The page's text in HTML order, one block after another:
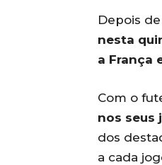
Depois
nesta
a França
Com o
nos seus
dos
a cada